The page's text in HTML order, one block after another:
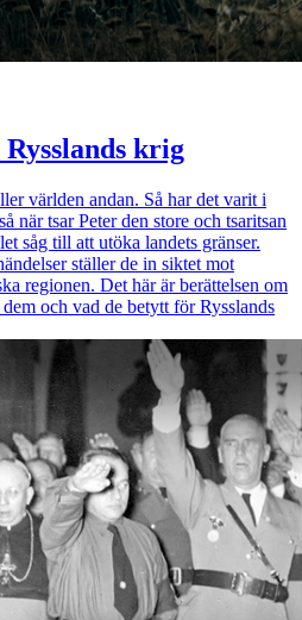
krig
världen andan. Så har det varit i
när tsar Peter den store och tsaritsan
såg till att utöka landets gränser.
ställer de in siktet mot
regionen. Det här är berättelsen om
och vad de betytt för Rysslands